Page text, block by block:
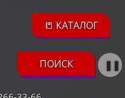
📒 КАТАЛОГ
ПОИСК ❚❚